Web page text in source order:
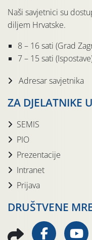
Naši savjetnici su
diljem Hrvatske.
8 – 16 sati (Grad
7 – 15 sati
Adresar savjetnika
ZA DJELATNIKE
SEMIS
PIO
Prezentacije
Intranet
Prijava
DRUŠTVENE